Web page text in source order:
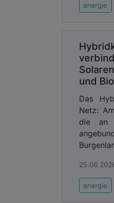
energie
und
Das
Netz:
die an
energie